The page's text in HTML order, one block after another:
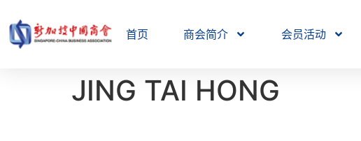
首页 商会简介 会员活动
JING TAI HONG